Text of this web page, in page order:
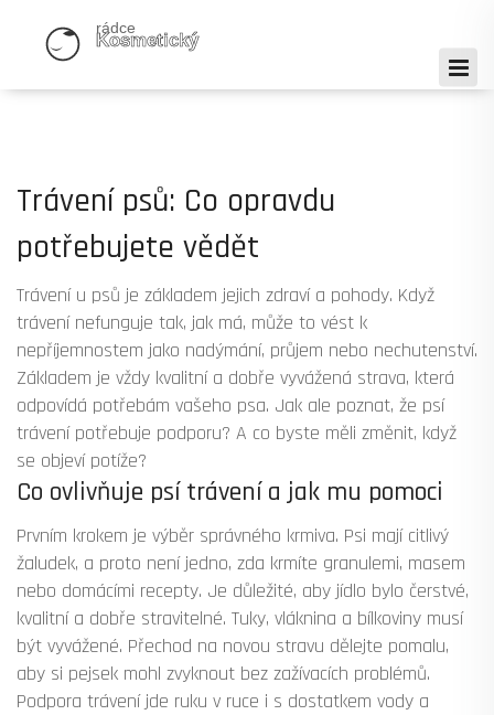
Trávení psů: Co opravdu
potřebujete vědět
Trávení u psů je základem jejich zdraví a pohody. Když
trávení nefunguje tak, jak má, může to vést k
nepříjemnostem jako nadýmání, průjem nebo nechutenství.
Základem je vždy kvalitní a dobře vyvážená strava, která
odpovídá potřebám vašeho psa. Jak ale poznat, že psí
trávení potřebuje podporu? A co byste měli změnit, když
se objeví potíže?
Co ovlivňuje psí trávení a jak mu pomoci
Prvním krokem je výběr správného krmiva. Psi mají citlivý
žaludek, a proto není jedno, zda krmíte granulemi, masem
nebo domácími recepty. Je důležité, aby jídlo bylo čerstvé,
kvalitní a dobře stravitelné. Tuky, vláknina a bílkoviny musí
být vyvážené. Přechod na novou stravu dělejte pomalu,
aby si pejsek mohl zvyknout bez zažívacích problémů.
Podpora trávení jde ruku v ruce i s dostatkem vody a